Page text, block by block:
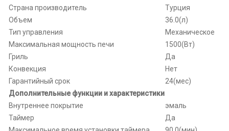
Страна производитель
Турция
Объем
36.0(л)
Тип управления
Механическое
Максимальная мощность печи
1500(Вт)
Гриль
Да
Конвекция
Нет
Гарантийный срок
24(мес)
Дополнительные функции и характеристики
Внутреннее покрытие
эмаль
Таймер
Да